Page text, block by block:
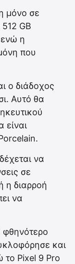
μόνο σε
GB
ενώ η
που
ο διάδοχος
Αυτό θα
να
σε
η διαρροή
να
φθηνότερο
και
το Pixel 9 Pro